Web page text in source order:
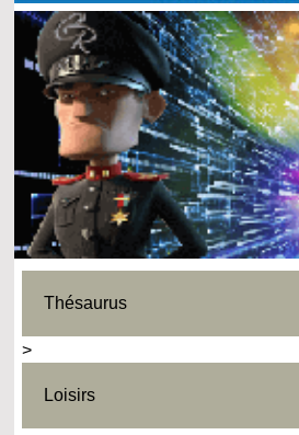
Thésaurus
>
Loisirs